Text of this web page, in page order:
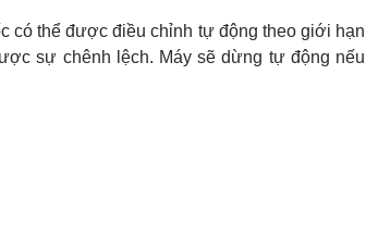
có thể được điều chỉnh tự động theo giới hạn
sự chênh lệch. Máy sẽ dừng tự động nếu